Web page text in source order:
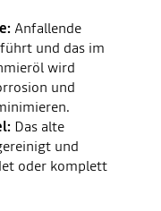
Anfallende
und das im
wird
und
Das alte
und
oder komplett